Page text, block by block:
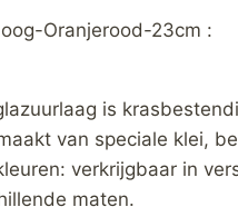
Oranjerood-23cm :
is
van speciale klei,
verkrijgbaar in
maten.